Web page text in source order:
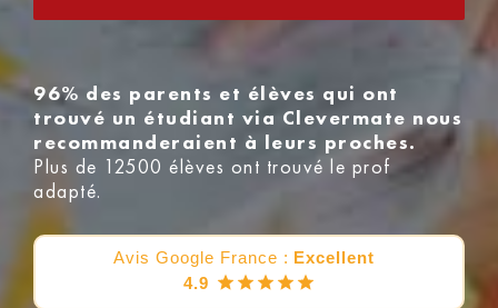
96% des parents et élèves qui ont
trouvé un étudiant via Clevermate nous
recommanderaient à leurs proches.
Plus de 12500 élèves ont trouvé le prof
adapté.
Avis Google France : Excellent
4.9